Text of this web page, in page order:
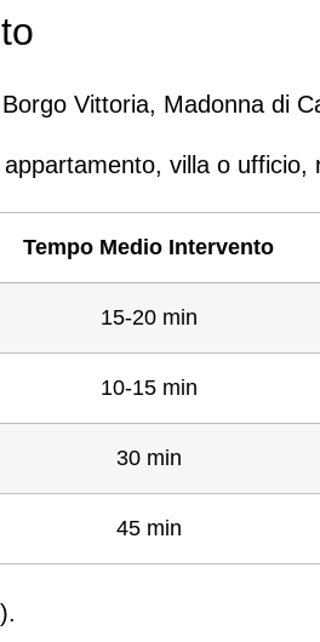
Vittoria, Madonna di
villa o
Tempo Medio Intervento
15-20 min
10-15 min
30 min
45 min